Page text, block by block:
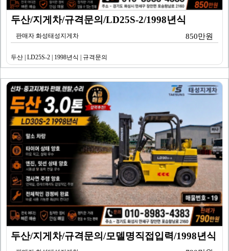
두산/지게차/규격문의/LD25S-2/1998년식
판매자 화성태성지게차 850만원
두산 | LD25S-2 | 1998년식 | 규격문의
두산/지게차/규격문의/모델명직접입력/1998년식